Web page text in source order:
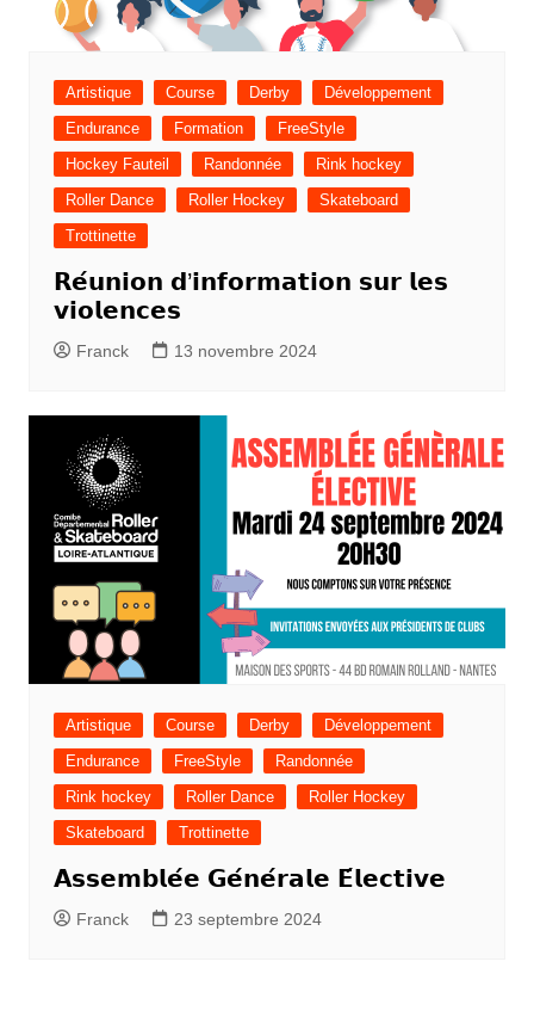
Artistique Course Derby
Développement
Endurance
Formation
FreeStyle
Hockey Fauteil
Randonnée
Rink hockey
Roller Dance
Roller Hockey
Skateboard
Trottinette
𝗥𝗲́𝘂𝗻𝗶𝗼𝗻 𝗱’𝗶𝗻𝗳𝗼𝗿𝗺𝗮𝘁𝗶𝗼𝗻 𝘀𝘂𝗿 𝗹𝗲𝘀
𝘃𝗶𝗼𝗹𝗲𝗻𝗰𝗲𝘀
Franck 13 novembre 2024
Artistique Course Derby
Développement
Endurance
FreeStyle
Randonnée
Rink hockey
Roller Dance
Roller Hockey
Skateboard
Trottinette
𝗔𝘀𝘀𝗲𝗺𝗯𝗹𝗲́𝗲 𝗚𝗲́𝗻𝗲́𝗿𝗮𝗹𝗲 𝗘́𝗹𝗲𝗰𝘁𝗶𝘃𝗲
Franck 23 septembre 2024